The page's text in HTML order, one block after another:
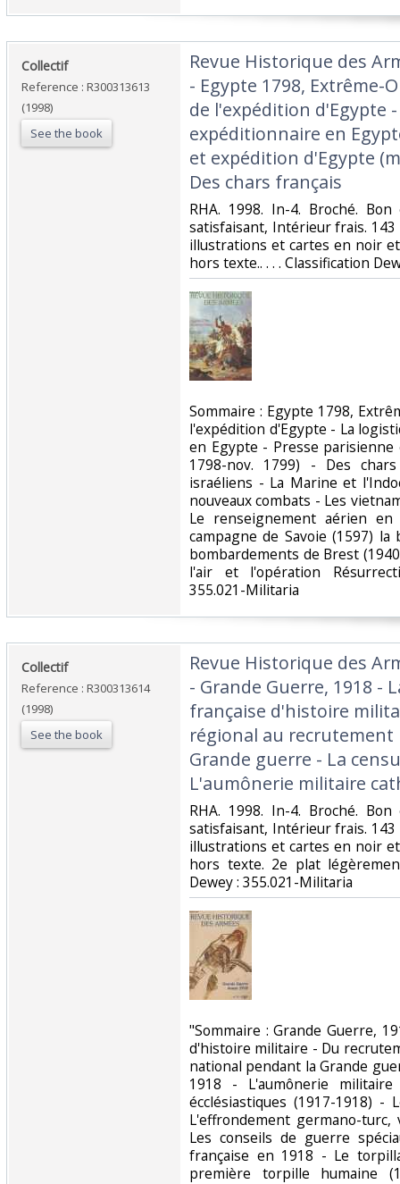
‎Collectif‎
Reference : R300313613
(1998)
See the book
‎Revue Historique des
- Egypte 1798, Extrême-
de l'expédition d'Egypte
expéditionnaire en
et expédition d'Egypte
Des chars français‎
‎RHA. 1998. In-4. Broché.
satisfaisant, Intérieur frais.
illustrations et cartes en noir
hors texte.. . . . Classification
‎Sommaire : Egypte 1798,
l'expédition d'Egypte - La
en Egypte - Presse
1798-nov. 1799) - Des
israéliens - La Marine et
nouveaux combats - Les
Le renseignement aérien en
campagne de Savoie (1597)
bombardements de Brest
l'air et l'opération
355.021-Militaria‎
‎Collectif‎
Reference : R300313614
(1998)
See the book
‎Revue Historique des
- Grande Guerre, 1918 -
française d'histoire
régional au
Grande guerre - La
L'aumônerie militaire
‎RHA. 1998. In-4. Broché.
satisfaisant, Intérieur frais.
illustrations et cartes en noir
hors texte. 2e plat
Dewey : 355.021-Militaria‎
‎"Sommaire : Grande Guerre,
d'histoire militaire - Du
national pendant la Grande
1918 - L'aumônerie
écclésiastiques (1917-1918) -
L'effrondement germano-
Les conseils de guerre
française en 1918 - Le
première torpille humaine